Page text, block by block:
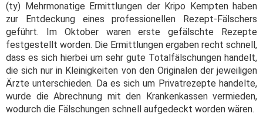
(ty) Mehrmonatige Ermittlungen der Kripo Kempten haben
zur Entdeckung eines professionellen Rezept-Fälschers
geführt. Im Oktober waren erste gefälschte Rezepte
festgestellt worden. Die Ermittlungen ergaben recht schnell,
dass es sich hierbei um sehr gute Totalfälschungen handelt,
die sich nur in Kleinigkeiten von den Originalen der jeweiligen
Ärzte unterschieden. Da es sich um Privatrezepte handelte,
wurde die Abrechnung mit den Krankenkassen vermieden,
wodurch die Fälschungen schnell aufgedeckt worden wären.